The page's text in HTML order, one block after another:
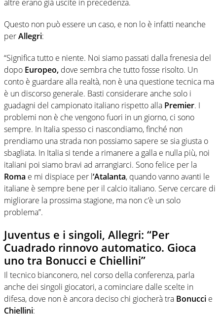
altre erano già uscite in precedenza.
Questo non può essere un caso, e non lo è infatti neanche
perAllegri:
“Significa tutto e niente. Noi siamo passati dalla frenesia del
dopo Europeo, dove sembra che tutto fosse risolto. Un
conto è guardare alla realtà, non è una questione tecnica ma
è un discorso generale. Basti considerare anche solo i
guadagni del campionato italiano rispetto alla Premier. I
problemi non è che vengono fuori in un giorno, ci sono
sempre. In Italia spesso ci nascondiamo, finché non
prendiamo una strada non possiamo sapere se sia giusta o
sbagliata. In Italia si tende a rimanere a galla e nulla più, noi
italiani poi siamo bravi ad arrangiarci. Sono felice per la
Roma e mi dispiace per l‘Atalanta, quando vanno avanti le
italiane è sempre bene per il calcio italiano. Serve cercare di
migliorare la prossima stagione, ma non c’è un solo
problema”.
Juventus e i singoli, Allegri: “Per
Cuadrado rinnovo automatico. Gioca
uno tra Bonucci e Chiellini”
Il tecnico bianconero, nel corso della conferenza, parla
anche dei singoli giocatori, a cominciare dalle scelte in
difesa, dove non è ancora deciso chi giocherà tra Bonucci e
Chiellini: